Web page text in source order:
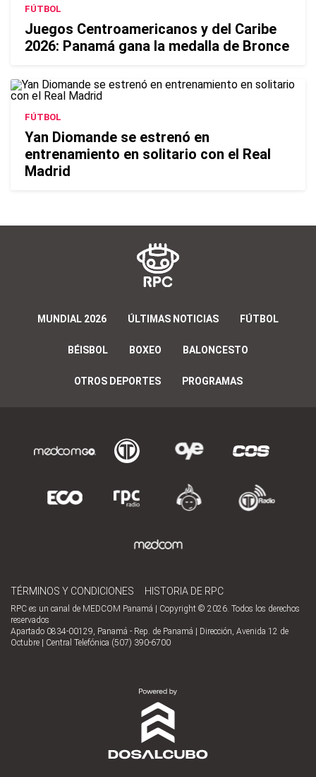
FÚTBOL
Juegos Centroamericanos y del Caribe
2026: Panamá gana la medalla de Bronce
FÚTBOL
Yan Diomande se estrenó en
entrenamiento en solitario con el Real
Madrid
MUNDIAL 2026 ÚLTIMAS NOTICIAS FÚTBOL
BÉISBOL BOXEO BALONCESTO
OTROS DEPORTES PROGRAMAS
TÉRMINOS Y CONDICIONES HISTORIA DE RPC
RPC es un canal de MEDCOM Panamá | Copyright © 2026. Todos los derechos
reservados
Apartado 0834-00129, Panamá - Rep. de Panamá | Dirección, Avenida 12 de
Octubre | Central Telefónica (507) 390-6700